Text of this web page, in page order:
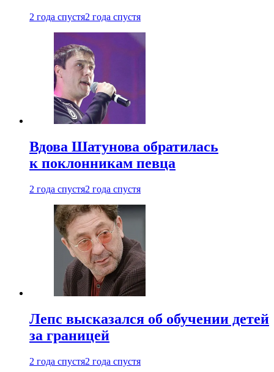
2 года спустя2 года спустя
Вдова Шатунова обратилась
к поклонникам певца
2 года спустя2 года спустя
Лепс высказался об обучении детей
за границей
2 года спустя2 года спустя